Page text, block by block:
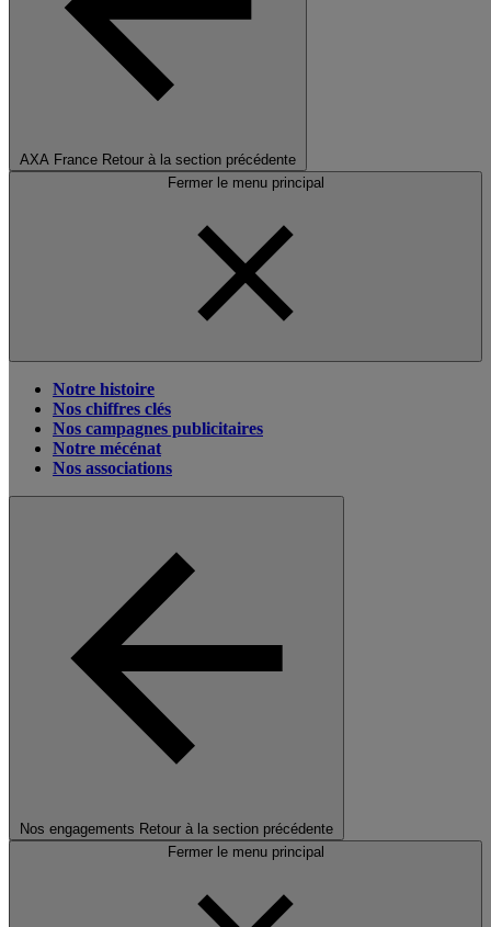
AXA France Retour à la section précédente
Fermer le menu principal
Notre histoire
Nos chiffres clés
Nos campagnes publicitaires
Notre mécénat
Nos associations
Nos engagements Retour à la section précédente
Fermer le menu principal